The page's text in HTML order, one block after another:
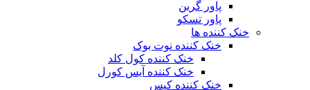
پاور گرین
پاور تسکو
خنک کننده ها
خنک کننده نوت بوک
خنک کننده کول کلد
خنک کننده آیس کورل
خنک کننده کیس